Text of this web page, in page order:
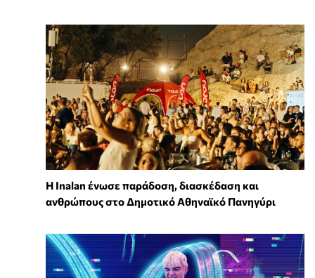
Η Inalan ένωσε παράδοση, διασκέδαση και
ανθρώπους στο Δημοτικό Αθηναϊκό Πανηγύρι